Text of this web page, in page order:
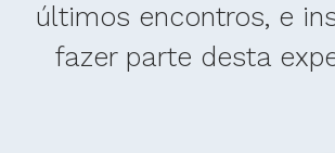
últimos encontros, e
fazer parte desta